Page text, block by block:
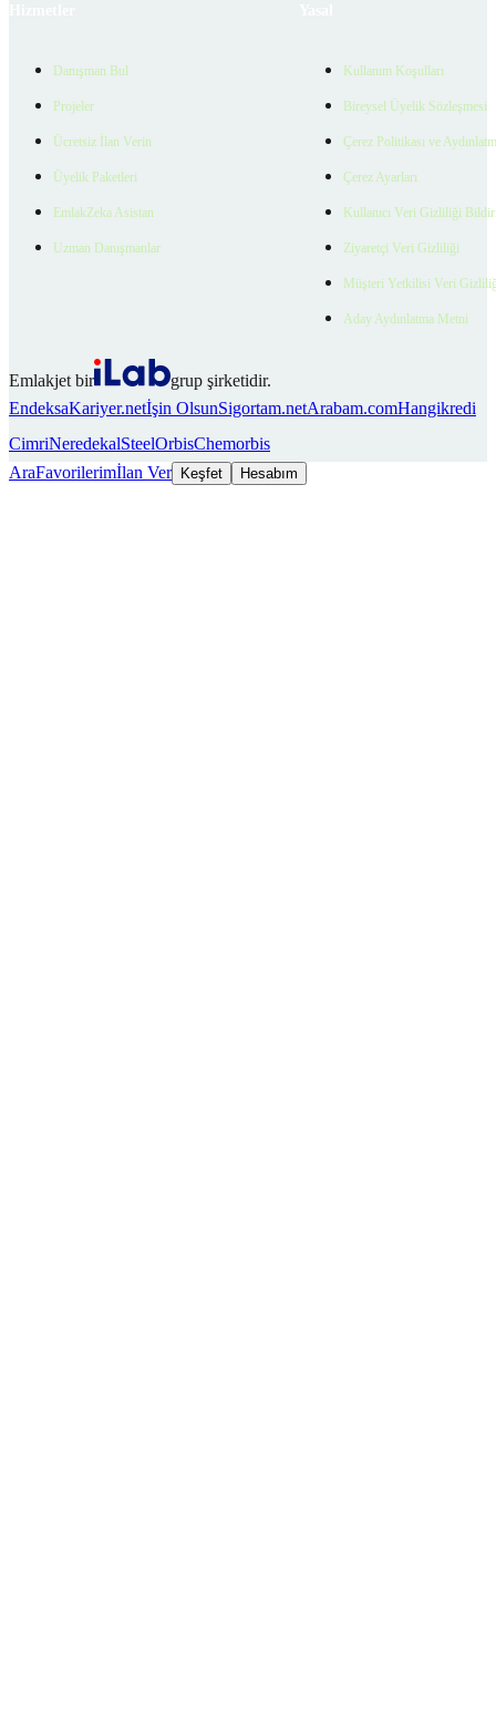
Danışman Bul
Projeler
Ücretsiz İlan Verin
Üyelik Paketleri
EmlakZeka Asistan
Uzman Danışmanlar
Kullanım Koşulları
Bireysel Üyelik Sözleşmesi
Çerez Politikası ve
Çerez Ayarları
Kullanıcı Veri Gizliliği
Ziyaretçi Veri Gizliliği
Müşteri Yetkilisi Veri
Aday Aydınlatma Metni
Emlakjet bir
grup şirketidir.
EndeksaKariyer.netİşin OlsunSigortam.netArabam.comHangikredi
CimriNeredekalSteelOrbisChemorbis
AraFavorilerimİlan Ver Keşfet Hesabım